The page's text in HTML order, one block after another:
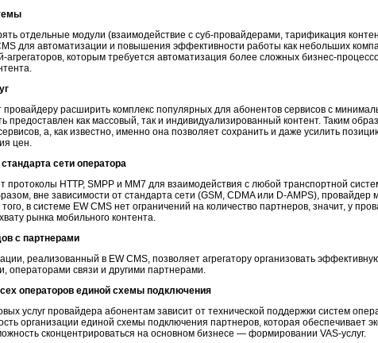
отдельные модули (взаимодействие с суб-провайдерами, тарификация
для автоматизации и повышения эффективности работы как небольших
агрегаторов, которым требуется автоматизация более сложных бизнес-
провайдеру расширить комплекс популярных для абонентов сервисов с
предоставлен как массовый, так и индивидуализированный контент. Таким
а, как известно, именно она позволяет сохранить и даже усилить
цен.
сети оператора
протоколы HTTP, SMPP и MM7 для взаимодействия с любой транспортной
вне зависимости от стандарта сети (GSM, CDMA или D-AMPS), провайдер
в системе EW CMS нет ограничений на количество партнеров, значит, у
рынка мобильного контента.
с партнерами
реализованный в EW CMS, позволяет агрегатору организовать
операторами связи и другими партнерами.
операторов единой схемы подключения
услуг провайдера абонентам зависит от технической поддержки систем
организации единой схемы подключения партнеров, которая обеспечивает
сконцентрироваться на основном бизнесе — формировании VAS-услуг.